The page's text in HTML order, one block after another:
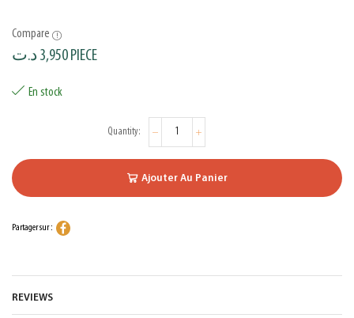
Compare
3,950د.ت PIECE
En stock
Ajouter Au Panier
Partager sur :
REVIEWS